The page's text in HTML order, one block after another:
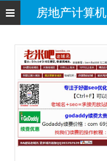
导
航
房地产计算机